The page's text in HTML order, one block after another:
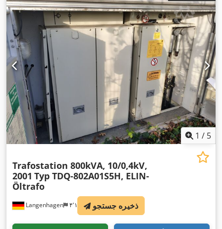
1 / 5
Langenhagen ۴٬۱۵۵ km
Trafostation 800kVA, 10/0,4kV,
2001 Typ TDQ-802A01S5H, ELIN-
Öltrafo
ذخیره جستجو